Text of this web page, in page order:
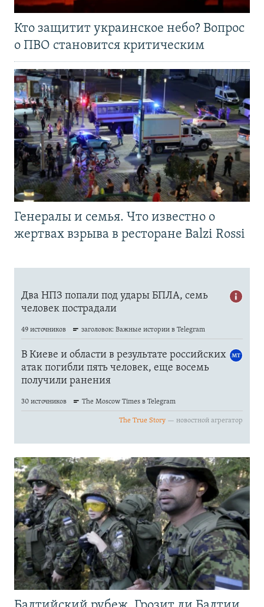
Кто защитит украинское небо? Вопрос
о ПВО становится критическим
Генералы и семья. Что известно о
жертвах взрыва в ресторане Balzi Rossi